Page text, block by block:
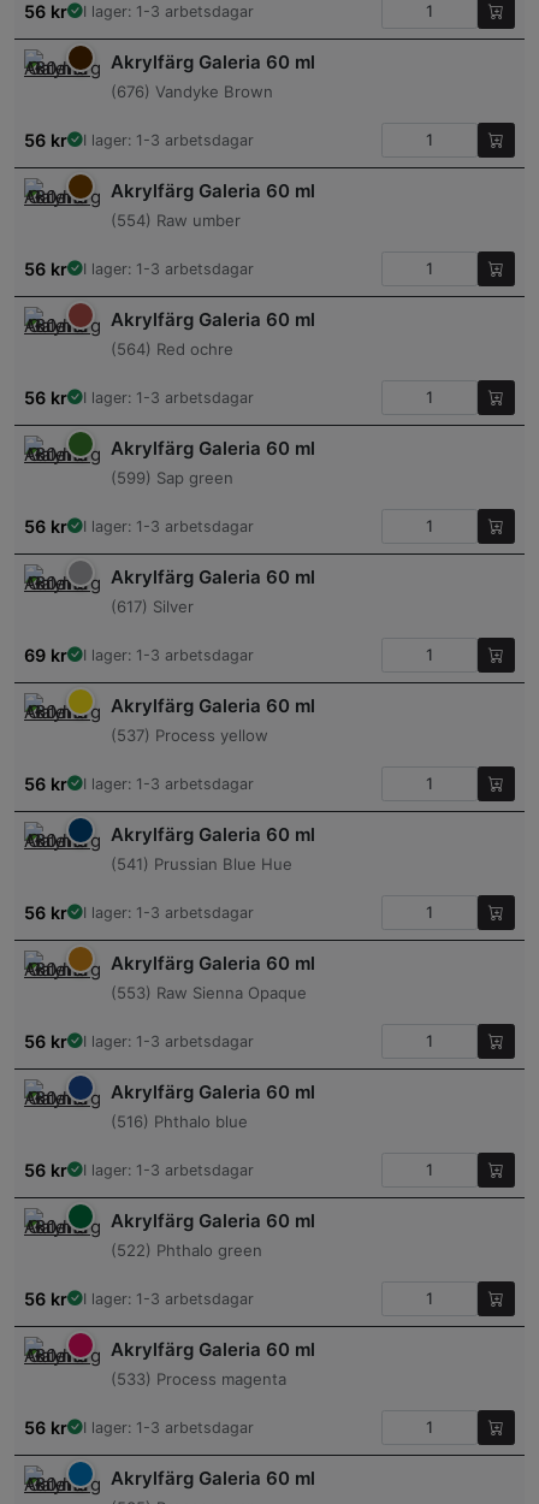
56 kr I lager: 1-3 arbetsdagar
Akrylfärg Galeria 60 ml
(676) Vandyke Brown
56 kr I lager: 1-3 arbetsdagar
Akrylfärg Galeria 60 ml
(554) Raw umber
56 kr I lager: 1-3 arbetsdagar
Akrylfärg Galeria 60 ml
(564) Red ochre
56 kr I lager: 1-3 arbetsdagar
Akrylfärg Galeria 60 ml
(599) Sap green
56 kr I lager: 1-3 arbetsdagar
Akrylfärg Galeria 60 ml
(617) Silver
69 kr I lager: 1-3 arbetsdagar
Akrylfärg Galeria 60 ml
(537) Process yellow
56 kr I lager: 1-3 arbetsdagar
Akrylfärg Galeria 60 ml
(541) Prussian Blue Hue
56 kr I lager: 1-3 arbetsdagar
Akrylfärg Galeria 60 ml
(553) Raw Sienna Opaque
56 kr I lager: 1-3 arbetsdagar
Akrylfärg Galeria 60 ml
(516) Phthalo blue
56 kr I lager: 1-3 arbetsdagar
Akrylfärg Galeria 60 ml
(522) Phthalo green
56 kr I lager: 1-3 arbetsdagar
Akrylfärg Galeria 60 ml
(533) Process magenta
56 kr I lager: 1-3 arbetsdagar
Akrylfärg Galeria 60 ml